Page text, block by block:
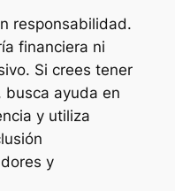
responsabilidad.
financiera ni
Si crees tener
busca ayuda en
y utiliza
y